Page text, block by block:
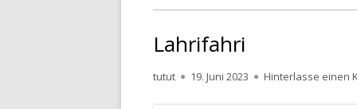
Lahrifahri
Autor
tutut
Veröffentlicht
19. Juni 2023 Hinterlasse einen